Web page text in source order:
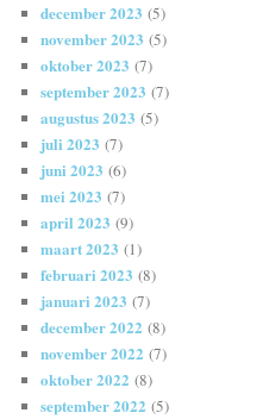
december 2023 (5)
november 2023 (5)
oktober 2023 (7)
september 2023 (7)
augustus 2023 (5)
juli 2023 (7)
juni 2023 (6)
mei 2023 (7)
april 2023 (9)
maart 2023 (1)
februari 2023 (8)
januari 2023 (7)
december 2022 (8)
november 2022 (7)
oktober 2022 (8)
september 2022 (5)